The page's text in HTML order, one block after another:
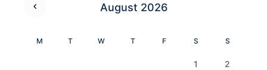
August 2026
M T W T F S S
1
2